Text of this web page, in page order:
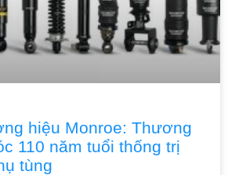
hiệu Monroe: Thương
110 năm tuổi thống trị
tùng